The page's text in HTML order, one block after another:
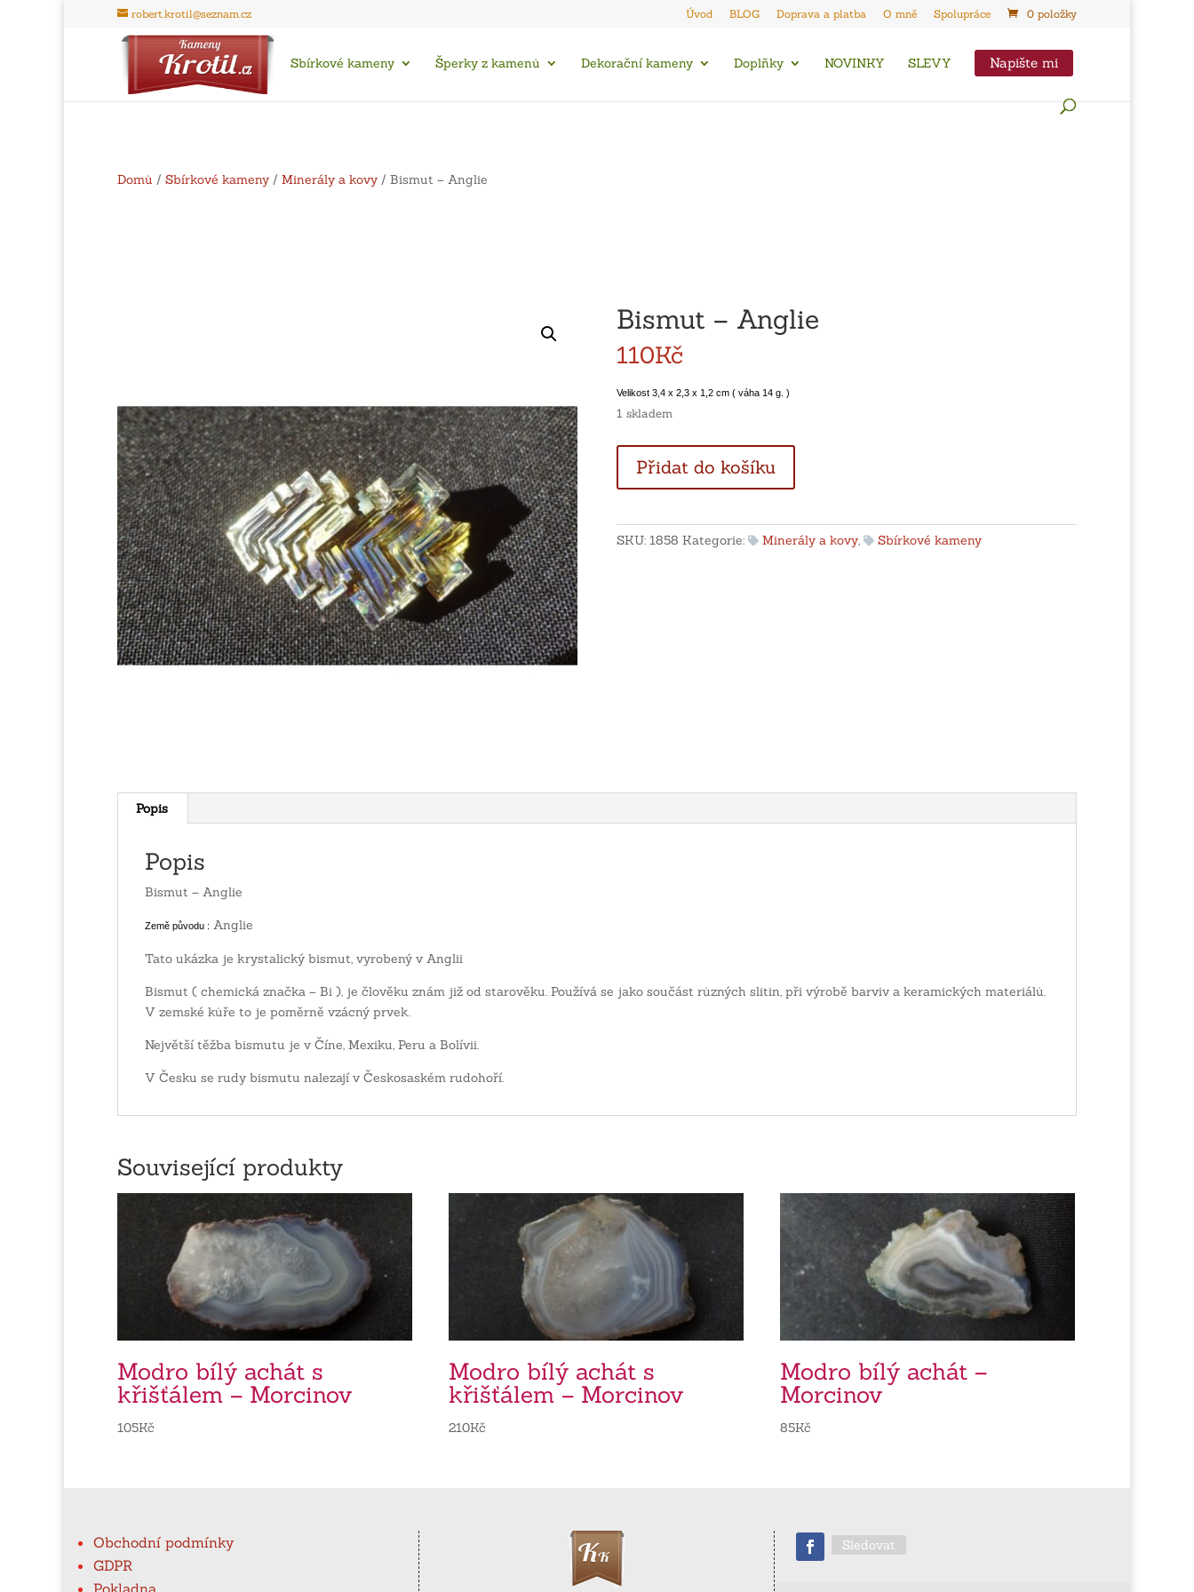
robert.krotil@seznam.cz Úvod BLOG Doprava a platba O mně Spolupráce 0 položky
Sbírkové kameny Šperky z kamenů Dekorační kameny Doplňky NOVINKY SLEVY Napište mi
Domů / Sbírkové kameny / Minerály a kovy / Bismut – Anglie
Bismut – Anglie
110Kč
Velikost 3,4 x 2,3 x 1,2 cm ( váha 14 g. )
1 skladem
Anglie
Přidat do košíku
SKU: 1858 Kategorie: Minerály a kovy, Sbírkové kameny
Popis
Popis
Bismut – Anglie
Země původu : Anglie
Tato ukázka je krystalický bismut, vyrobený v Anglii
Bismut ( chemická značka – Bi ), je člověku znám již od starověku. Používá se jako součást různých slitin, při výrobě barviv a keramických materiálů.
V zemské kůře to je poměrně vzácný prvek.
Největší těžba bismutu je v Číne, Mexiku, Peru a Bolívii.
V Česku se rudy bismutu nalezají v Českosaském rudohoří.
Související produkty
Modro bílý achát s
křišťálem – Morcinov
105Kč
Modro bílý achát s
křišťálem – Morcinov
210Kč
Modro bílý achát –
Morcinov
85Kč
Obchodní podmínky
GDPR
Sledovat